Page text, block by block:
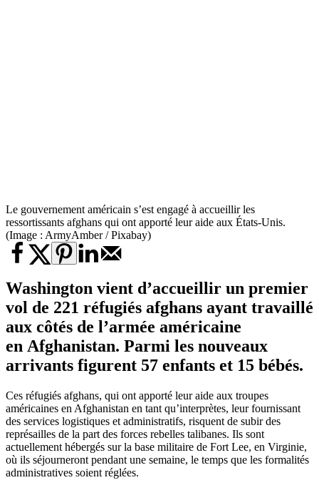
Le gouvernement américain s’est engagé à accueillir les
ressortissants afghans qui ont apporté leur aide aux États-Unis.
(Image : ArmyAmber / Pixabay)
Washington vient d’accueillir un premier
vol de 221 réfugiés afghans ayant travaillé
aux côtés de l’armée américaine
en Afghanistan. Parmi les nouveaux
arrivants figurent 57 enfants et 15 bébés.
Ces réfugiés afghans, qui ont apporté leur aide aux troupes
américaines en Afghanistan en tant qu’interprètes, leur fournissant
des services logistiques et administratifs, risquent de subir des
représailles de la part des forces rebelles talibanes. Ils sont
actuellement hébergés sur la base militaire de Fort Lee, en Virginie,
où ils séjourneront pendant une semaine, le temps que les formalités
administratives soient réglées.